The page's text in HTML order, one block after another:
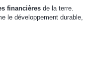
financières de la terre.
le développement durable,